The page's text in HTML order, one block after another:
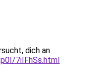
dich an
7iIFhSs.html